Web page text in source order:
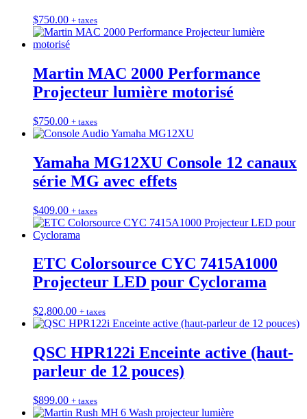
$750.00 + taxes
Martin MAC 2000 Performance
Projecteur lumière motorisé
$750.00 + taxes
Yamaha MG12XU Console 12 canaux
série MG avec effets
$409.00 + taxes
ETC Colorsource CYC 7415A1000
Projecteur LED pour Cyclorama
$2,800.00 + taxes
QSC HPR122i Enceinte active (haut-
parleur de 12 pouces)
$899.00 + taxes